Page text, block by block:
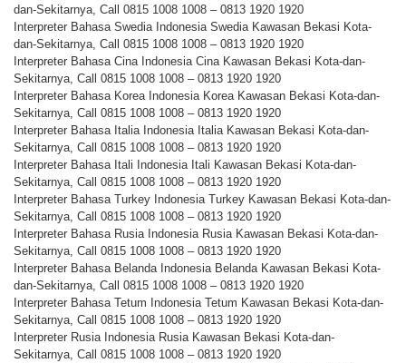
dan-Sekitarnya, Call 0815 1008 1008 – 0813 1920 1920
Interpreter Bahasa Swedia Indonesia Swedia Kawasan Bekasi Kota-
dan-Sekitarnya, Call 0815 1008 1008 – 0813 1920 1920
Interpreter Bahasa Cina Indonesia Cina Kawasan Bekasi Kota-dan-
Sekitarnya, Call 0815 1008 1008 – 0813 1920 1920
Interpreter Bahasa Korea Indonesia Korea Kawasan Bekasi Kota-dan-
Sekitarnya, Call 0815 1008 1008 – 0813 1920 1920
Interpreter Bahasa Italia Indonesia Italia Kawasan Bekasi Kota-dan-
Sekitarnya, Call 0815 1008 1008 – 0813 1920 1920
Interpreter Bahasa Itali Indonesia Itali Kawasan Bekasi Kota-dan-
Sekitarnya, Call 0815 1008 1008 – 0813 1920 1920
Interpreter Bahasa Turkey Indonesia Turkey Kawasan Bekasi Kota-dan-
Sekitarnya, Call 0815 1008 1008 – 0813 1920 1920
Interpreter Bahasa Rusia Indonesia Rusia Kawasan Bekasi Kota-dan-
Sekitarnya, Call 0815 1008 1008 – 0813 1920 1920
Interpreter Bahasa Belanda Indonesia Belanda Kawasan Bekasi Kota-
dan-Sekitarnya, Call 0815 1008 1008 – 0813 1920 1920
Interpreter Bahasa Tetum Indonesia Tetum Kawasan Bekasi Kota-dan-
Sekitarnya, Call 0815 1008 1008 – 0813 1920 1920
Interpreter Rusia Indonesia Rusia Kawasan Bekasi Kota-dan-
Sekitarnya, Call 0815 1008 1008 – 0813 1920 1920